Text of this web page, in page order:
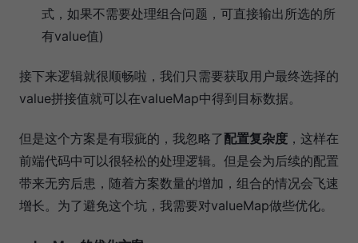
式，如果不需要处理组合问题，可直接输出所选的所
有value值)
接下来逻辑就很顺畅啦，我们只需要获取用户最终选择的
value拼接值就可以在valueMap中得到目标数据。
但是这个方案是有瑕疵的，我忽略了配置复杂度 ，这样在
前端代码中可以很轻松的处理逻辑。但是会为后续的配置
带来无穷后患，随着方案数量的增加，组合的情况会飞速
增长。为了避免这个坑，我需要对valueMap做些优化。